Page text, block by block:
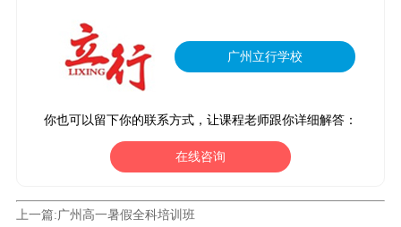
广州立行学校‌
你也可以留下你的联系方式，让课程老师跟你详细解答：
在线咨询
上一篇: 广州高一暑假全科培训班